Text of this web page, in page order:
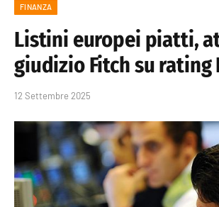
FINANZA
Listini europei piatti,
giudizio Fitch su rating
12 Settembre 2025